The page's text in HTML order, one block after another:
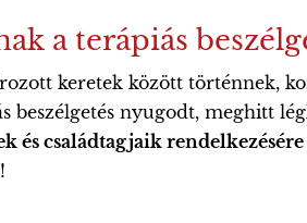
a terápiás
keretek között történnek,
nyugodt, meghitt
és családtagjaik